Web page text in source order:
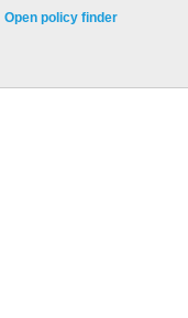
Open policy finder